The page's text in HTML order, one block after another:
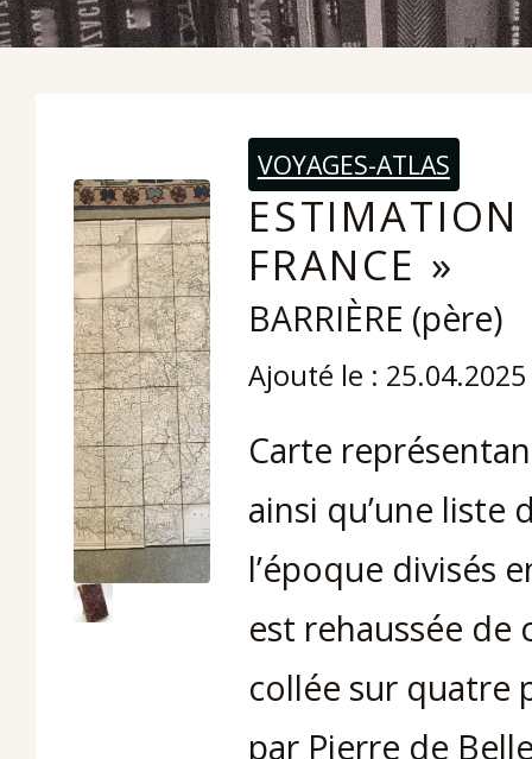
VOYAGES-ATLAS
FRANCE »
BARRIÈRE (père)
Ajouté le : 25.04.2025
Carte
ainsi qu’une liste
l’époque divisés
est rehaussée
collée sur quatre
par Pierre de